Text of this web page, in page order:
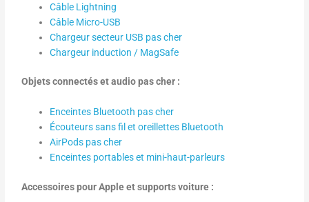
Câble Lightning
Câble Micro-USB
Chargeur secteur USB pas cher
Chargeur induction / MagSafe
Objets connectés et audio pas cher :
Enceintes Bluetooth pas cher
Écouteurs sans fil et oreillettes Bluetooth
AirPods pas cher
Enceintes portables et mini-haut-parleurs
Accessoires pour Apple et supports voiture :